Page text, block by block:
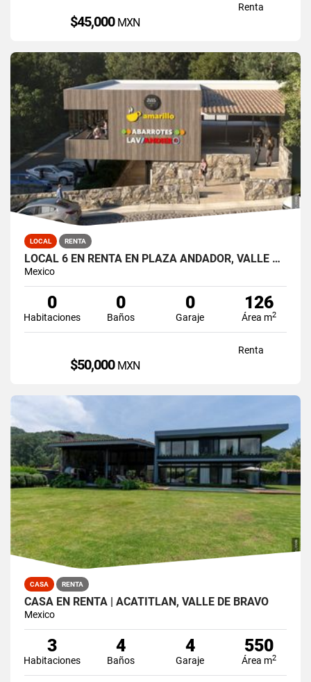
Renta
$45,000 MXN
LOCAL RENTA
LOCAL 6 EN RENTA EN PLAZA ANDADOR, VALLE DE BRAVO, LA PEÑA
Mexico
0
Habitaciones
0
Baños
0
Garaje
126
Área m2
Renta
$50,000 MXN
CASA RENTA
CASA EN RENTA | ACATITLÁN, VALLE DE BRAVO
Mexico
3
Habitaciones
4
Baños
4
Garaje
550
Área m2